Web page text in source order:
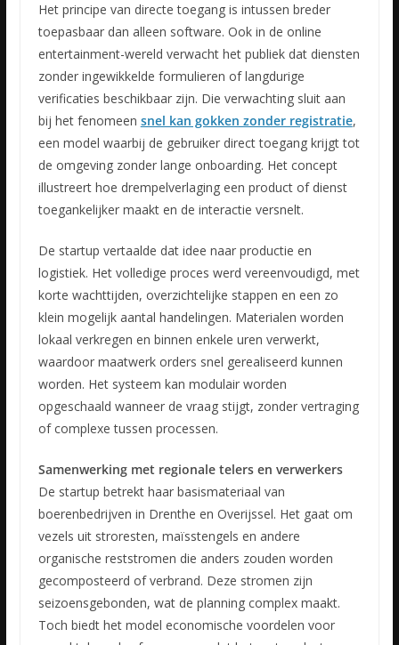
Het principe van directe toegang is intussen breder
toepasbaar dan alleen software. Ook in de online
entertainment-wereld verwacht het publiek dat diensten
zonder ingewikkelde formulieren of langdurige
verificaties beschikbaar zijn. Die verwachting sluit aan
bij het fenomeen snel kan gokken zonder registratie,
een model waarbij de gebruiker direct toegang krijgt tot
de omgeving zonder lange onboarding. Het concept
illustreert hoe drempelverlaging een product of dienst
toegankelijker maakt en de interactie versnelt.
De startup vertaalde dat idee naar productie en
logistiek. Het volledige proces werd vereenvoudigd, met
korte wachttijden, overzichtelijke stappen en een zo
klein mogelijk aantal handelingen. Materialen worden
lokaal verkregen en binnen enkele uren verwerkt,
waardoor maatwerk orders snel gerealiseerd kunnen
worden. Het systeem kan modulair worden
opgeschaald wanneer de vraag stijgt, zonder vertraging
of complexe tussen processen.
Samenwerking met regionale telers en verwerkers
De startup betrekt haar basismateriaal van
boerenbedrijven in Drenthe en Overijssel. Het gaat om
vezels uit stroresten, maïsstengels en andere
organische reststromen die anders zouden worden
gecomposteerd of verbrand. Deze stromen zijn
seizoensgebonden, wat de planning complex maakt.
Toch biedt het model economische voordelen voor